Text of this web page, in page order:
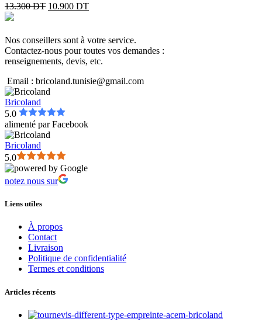
13.300DT 10.900 DT
Nos conseillers sont à votre service.
Contactez-nous pour toutes vos demandes :
renseignements, devis, etc.
Email : bricoland.tunisie@gmail.com
Bricoland
5.0
alimenté parFacebook
Bricoland
5.0
notez nous sur
Liens utiles
À propos
Contact
Livraison
Politique de confidentialité
Termes et conditions
Articles récents